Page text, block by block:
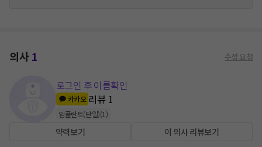
의사1 수정 요청
로그인 후 이름확인
카카오 리뷰 1
임플란트(단일)(1 )
약력보기 이 의사 리뷰보기